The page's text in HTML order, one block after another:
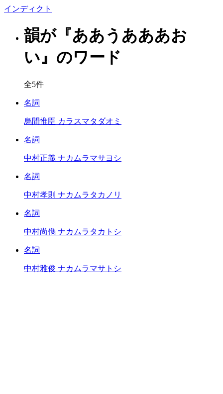
インディクト
韻が『ああうあああお
い』のワード
全5件
名詞
烏間惟臣 カラスマタダオミ
名詞
中村正義 ナカムラマサヨシ
名詞
中村孝則 ナカムラタカノリ
名詞
中村尚儁 ナカムラタカトシ
名詞
中村雅俊 ナカムラマサトシ